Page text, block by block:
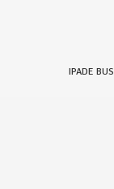
IPADE